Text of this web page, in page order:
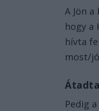
A Jön
hogy a
hívta
most/
Pedig